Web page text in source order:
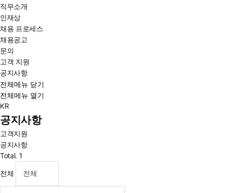
직무소개
인재상
채용 프로세스
채용공고
문의
고객 지원
공지사항
전체메뉴 닫기
전체메뉴 열기
KR
공지사항
고객지원
공지사항
Total. 1
전체